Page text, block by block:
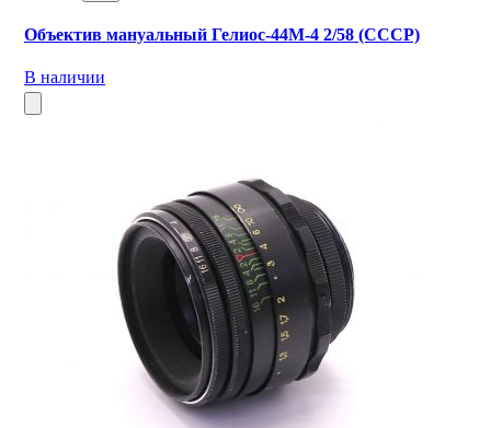
Объектив мануальный Гелиос-44М-4 2/58 (СССР)
В наличии